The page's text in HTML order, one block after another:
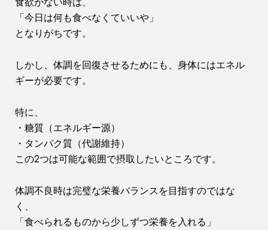
「今日は何も食べなくていいや」
となりがちです。
しかし、体調を回復させるためにも、身体にはエネル
ギーが必要です。
特に、
・糖質（エネルギー源）
・タンパク質（代謝維持）
この2つは可能な範囲で摂取したいところです。
体調不良時は完璧な栄養バランスを目指すのではな
く、
「食べられるものから少しずつ栄養を入れる」